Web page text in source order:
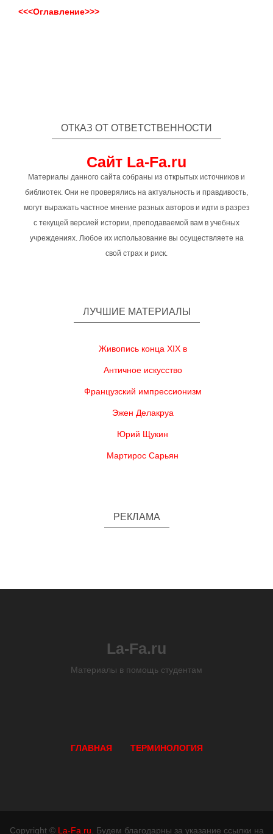
<<<Оглавление>>>
ОТКАЗ ОТ ОТВЕТСТВЕННОСТИ
Сайт La-Fa.ru
Материалы данного сайта собраны из открытых источников и
библиотек. Они не проверялись на актуальность и правдивость,
могут выражать частное мнение разных авторов и идти в разрез
с текущей версией истории, преподаваемой вам в учебных
учреждениях. Любое их использование вы осуществляете на
свой страх и риск.
ЛУЧШИЕ МАТЕРИАЛЫ
Живопись конца XIX в
Античное искусство
Французский импрессионизм
Эжен Делакруа
Юрий Щукин
Мартирос Сарьян
РЕКЛАМА
La-Fa.ru
Материалы в помощь студентам
ГЛАВНАЯ ТЕРМИНОЛОГИЯ
Copyright © La-Fa.ru . Будем благодарны за указание ссылки на